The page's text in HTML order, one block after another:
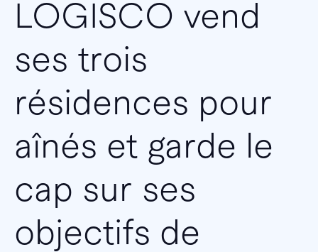
LOGISCO vend
ses trois
résidences pour
aînés et garde le
cap sur ses
objectifs de